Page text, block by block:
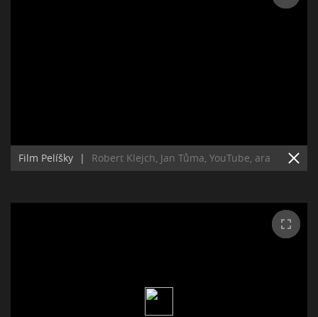
Film Pelíšky | Robert Klejch, Jan Tůma, YouTube, ara